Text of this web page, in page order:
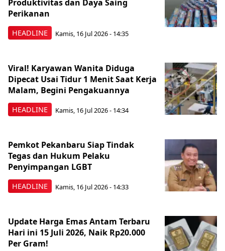
HEADLINE
Produktivitas dan Daya Saing
Perikanan
Kamis, 16 Jul 2026 - 14:35
HEADLINE
Viral! Karyawan Wanita Diduga
Dipecat Usai Tidur 1 Menit Saat Kerja
Malam, Begini Pengakuannya
Kamis, 16 Jul 2026 - 14:34
HEADLINE
Pemkot Pekanbaru Siap Tindak
Tegas dan Hukum Pelaku
Penyimpangan LGBT
Kamis, 16 Jul 2026 - 14:33
Update Harga Emas Antam Terbaru
Hari ini 15 Juli 2026, Naik Rp20.000
Per Gram!